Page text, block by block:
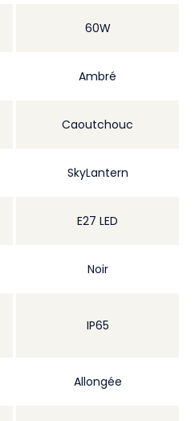
60W
Ambré
Caoutchouc
SkyLantern
E27 LED
Noir
IP65
Allongée